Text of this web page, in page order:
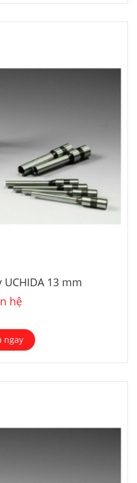
13 mm
hệ
ngay